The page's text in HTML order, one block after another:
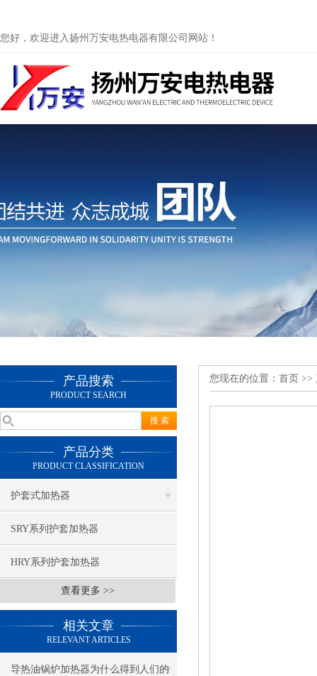
您好，欢迎进入扬州万安电热电器有限公司网站！
产品搜索
PRODUCT SEARCH
产品分类
PRODUCT CLASSIFICATION
护套式加热器
SRY系列护套加热器
HRY系列护套加热器
查看更多 >>
相关文章
RELEVANT ARTICLES
导热油锅炉加热器为什么得到人们的
您现在的位置： 首页 >>